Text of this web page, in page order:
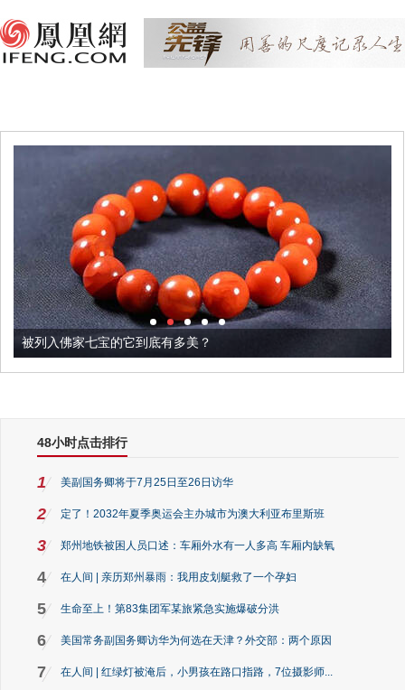
被列入佛家七宝的它到底有多美？
48小时点击排行
1 美副国务卿将于7月25日至26日访华
2 定了！2032年夏季奥运会主办城市为澳大利亚布里斯班
3 郑州地铁被困人员口述：车厢外水有一人多高 车厢内缺氧
4 在人间 | 亲历郑州暴雨：我用皮划艇救了一个孕妇
5 生命至上！第83集团军某旅紧急实施爆破分洪
6 美国常务副国务卿访华为何选在天津？外交部：两个原因
7 在人间 | 红绿灯被淹后，小男孩在路口指路，7位摄影师...